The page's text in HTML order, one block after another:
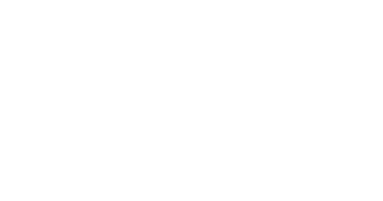
повідомлення.